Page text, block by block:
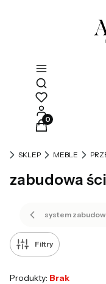
Otwórz
Produkty w
SKLEP MEBLE
zabudowa
system
Filtry
Produkty: Brak